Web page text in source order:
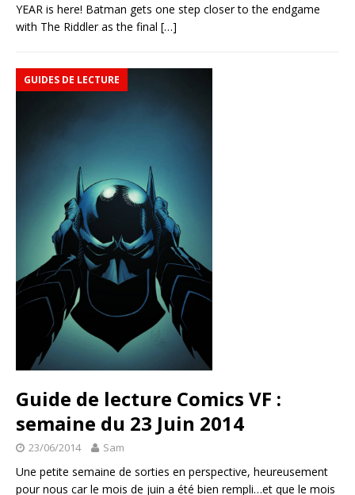
YEAR is here! Batman gets one step closer to the endgame
with The Riddler as the final […]
GUIDES DE LECTURE
Guide de lecture Comics VF :
semaine du 23 Juin 2014
23/06/2014 Sam
Une petite semaine de sorties en perspective, heureusement
pour nous car le mois de juin a été bien rempli…et que le mois